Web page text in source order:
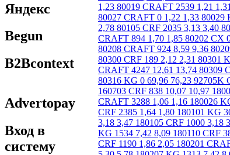
Яндекс
Begun
B2Bcontext
Advertopay
Вход в
систему